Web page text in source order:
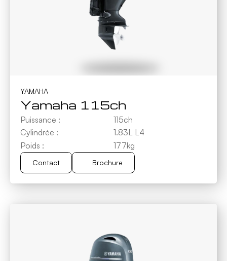
YAMAHA
Yamaha 115ch
Puissance :
115ch
Cylindrée :
1.83L L4
Poids :
177kg
Contact
Contact
Brochure
Brochure